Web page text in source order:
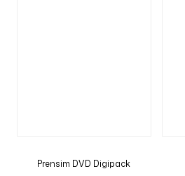
Prensim DVD Digipack